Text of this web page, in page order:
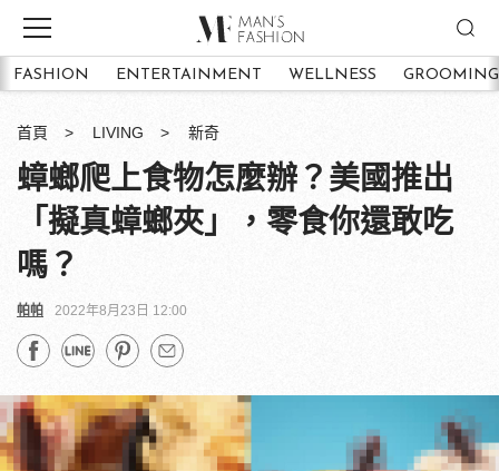
FASHION ENTERTAINMENT WELLNESS GROOMING
首頁 LIVING 新奇
蟑螂爬上食物怎麼辦？美國推出
「擬真蟑螂夾」，零食你還敢吃
嗎？
帕帕 2022年8月23日 12:00